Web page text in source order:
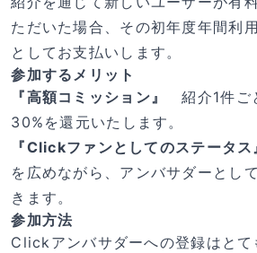
ただいた場合、その初年度年間利
としてお支払いします。
参加するメリット
『高額コミッション』紹介1件ご
30%を還元いたします。
『Clickファンとしてのステータ
を広めながら、アンバサダーとし
きます。
参加方法
Clickアンバサダーへの登録はとて